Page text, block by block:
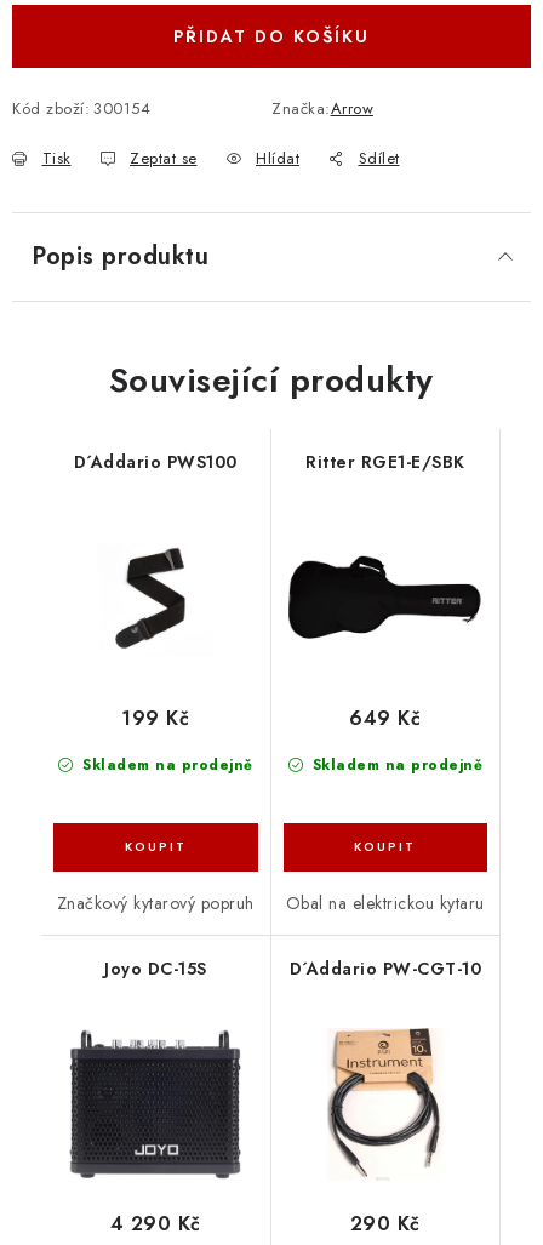
PŘIDAT DO KOŠÍKU
Kód zboží: 300154 Značka:Arrow
Tisk Zeptat se Hlídat Sdílet
Popis produktu
Související produkty
D´Addario PWS100
Skladem na prodejně
199 Kč
Značkový kytarový popruh
Ritter RGE1-E/SBK
Skladem na prodejně
649 Kč
Obal na elektrickou kytaru
Joyo DC-15S
4 290 Kč
D´Addario PW-CGT-10
290 Kč